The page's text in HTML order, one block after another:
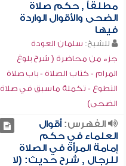
مطلقاً , حكم صلاة
الضحى والأقوال الواردة
فيها
للشيخ: سلمان العودة
جزء من محاضرة ( شرح بلوغ
المرام - كتاب الصلاة - باب صلاة
التطوع - تكملة ماسبق في صلاة
الضحى)
الفهرس:أقوال
العلماء في حكم
إمامة المرأة في الصلاة
للرجال , شرح حديث: (لا